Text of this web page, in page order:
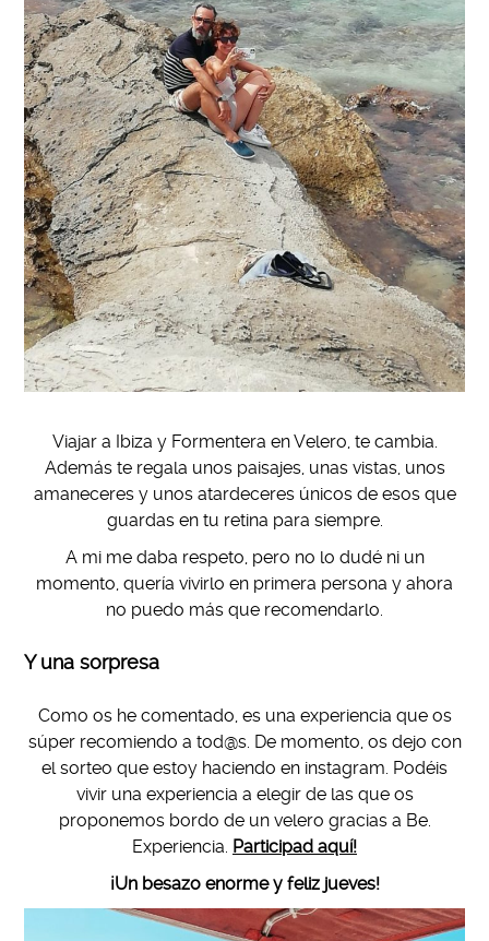
Viajar a Ibiza y Formentera en Velero, te cambia.
Además te regala unos paisajes, unas vistas, unos
amaneceres y unos atardeceres únicos de esos que
guardas en tu retina para siempre.
A mi me daba respeto, pero no lo dudé ni un
momento, quería vivirlo en primera persona y ahora
no puedo más que recomendarlo.
Y una sorpresa
Como os he comentado, es una experiencia que os
súper recomiendo a tod@s. De momento, os dejo con
el sorteo que estoy haciendo en instagram. Podéis
vivir una experiencia a elegir de las que os
proponemos bordo de un velero gracias a Be.
Experiencia. Participad aquí!
¡Un besazo enorme y feliz jueves!